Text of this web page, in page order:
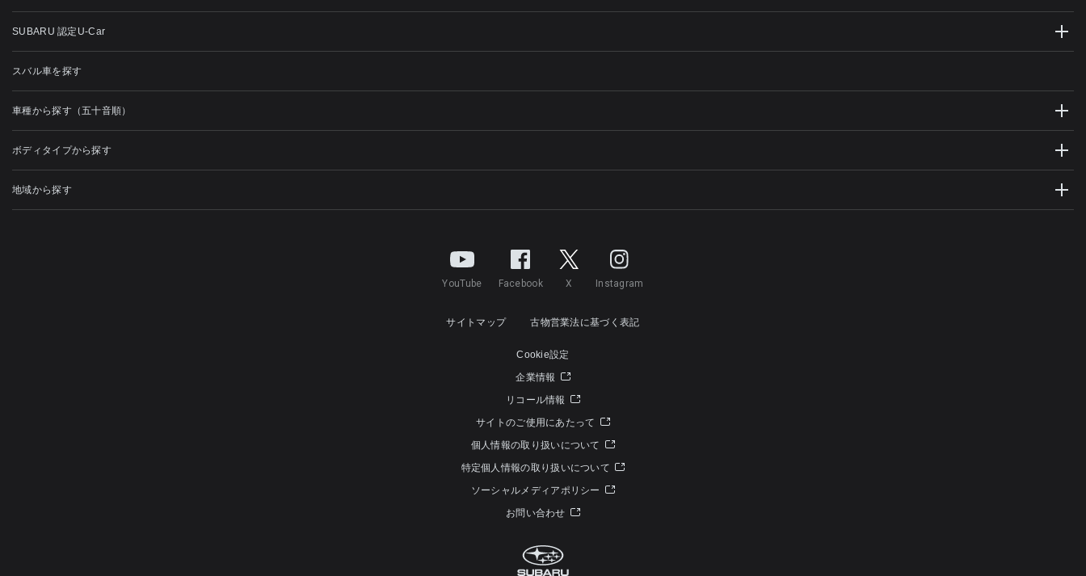
SUBARU 認定U-Car
スバル車を探す
車種から探す（五十音順）
ボディタイプから探す
地域から探す
YouTube Facebook X Instagram
サイトマップ 古物営業法に基づく表記
Cookie設定
企業情報
リコール情報
サイトのご使用にあたって
個人情報の取り扱いについて
特定個人情報の取り扱いについて
ソーシャルメディアポリシー
お問い合わせ